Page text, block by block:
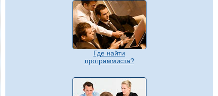
Где найти
программиста?